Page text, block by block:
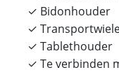
✓ Bidonhouder
✓
✓ Tablethouder
✓ Te verbinden